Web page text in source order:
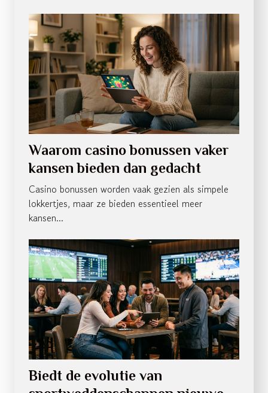
Waarom casino bonussen vaker
kansen bieden dan gedacht
Casino bonussen worden vaak gezien als simpele
lokkertjes, maar ze bieden essentieel meer
kansen...
Biedt de evolutie van